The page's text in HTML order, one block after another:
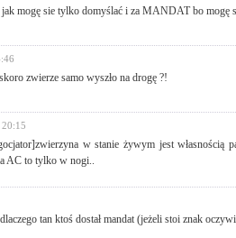
jak mogę sie tylko domyślać i za MANDAT bo mogę
zwierze samo wyszło na drogę ?!
w stanie żywym jest własnością
AC to tylko w nogi..
tan ktoś dostał mandat (jeżeli stoi znak